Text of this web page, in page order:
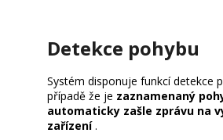
Detekce pohybu
Systém disponuje funkcí detekce
případě že je zaznamenaný
automaticky zašle zprávu na
zařízení.